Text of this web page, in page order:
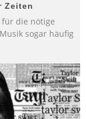
Zeiten
die nötige
sogar häufig